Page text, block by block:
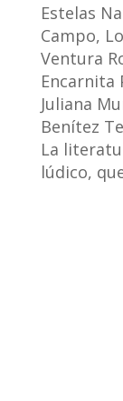
Estelas
Campo,
Ventura
Encarnita
Juliana
Benítez
La
lúdico,